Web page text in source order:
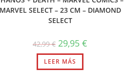
MARVEL SELECT – 23 CM – DIAMOND
SELECT
42,99€ El
precio
original
era:
42,99 €.
29,95€
LEER MÁS